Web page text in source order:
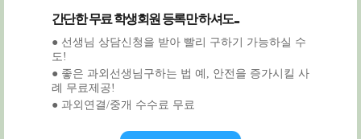
간단한 무료 학생회원 등록만 하셔도...
● 선생님 상담신청을 받아 빨리 구하기 가능하실 수
도!
● 좋은 과외선생님구하는 법 예, 안전을 증가시킬 사
례 무료제공!
● 과외연결/중개 수수료 무료